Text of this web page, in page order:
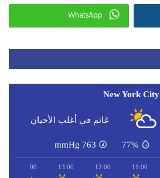
WhatsApp
New York City
غائم في أغلب الأحيان
77%
763
mmHg
11:00
12:00
13:00
14:00